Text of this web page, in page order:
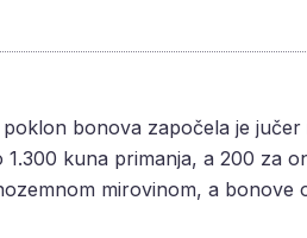
bonova započela je jučer
kuna primanja, a 200 za
mirovinom, a bonove